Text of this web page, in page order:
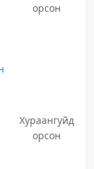
орсон
Хураангуйд
орсон